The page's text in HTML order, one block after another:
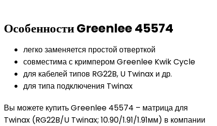
Особенности Greenlee 45574
легко заменяется простой отверткой
совместима с кримпером Greenlee Kwik Cycle
для кабелей типов RG22B, U Twinax и др.
для типа подключения Twinax
Вы можете купить Greenlee 45574 – матрица для
Twinax (RG22B/U Twinax; 10.90/1.91/1.91мм) в компании